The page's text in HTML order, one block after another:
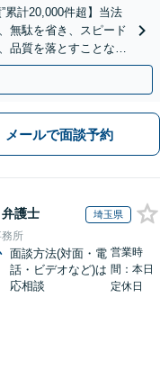
累計20,000件超】当法
無駄を省き、スピード
品質を落とすことな
ます。
メールで面談予約
弁護士 埼玉県
所
面談方法(対面・電
話・ビデオなど)は
応相談
営業時
間：本日
定休日